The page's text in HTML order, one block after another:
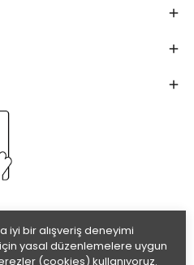
iyi bir alışveriş deneyimi
yasal düzenlemelere uygun
(cookies) kullanıyoruz.